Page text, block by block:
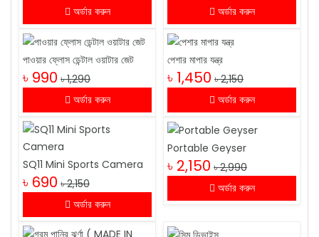
অর্ডার করুন
অর্ডার করুন
পাওয়ার ফ্লোস ডেন্টাল ওয়াটার জেট
৳ 990 ৳ 1,290
অর্ডার করুন
পেশার মাপার যন্ত্র
৳ 1,450 ৳ 2,150
অর্ডার করুন
SQ11 Mini Sports Camera
৳ 690 ৳ 2,150
অর্ডার করুন
Portable Geyser
৳ 2,150 ৳ 2,990
অর্ডার করুন